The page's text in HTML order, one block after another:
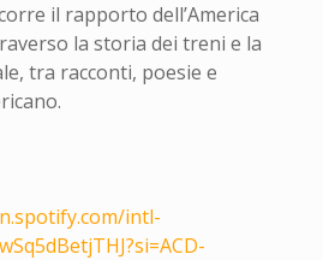
il rapporto dell’America
la storia dei treni e la
tra racconti, poesie e
intl-